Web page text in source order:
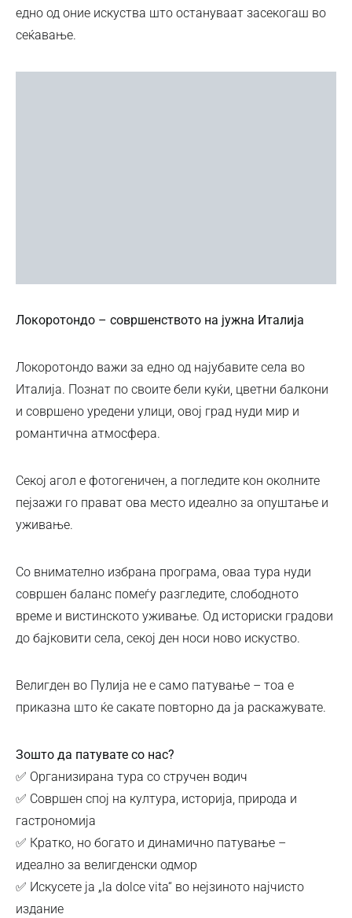
едно од оние искуства што остануваат засекогаш во
сеќавање.
Локоротондо – совршенството на јужна Италија
Локоротондо важи за едно од најубавите села во
Италија. Познат по своите бели куќи, цветни балкони
и совршено уредени улици, овој град нуди мир и
романтична атмосфера.
Секој агол е фотогеничен, а погледите кон околните
пејзажи го прават ова место идеално за опуштање и
уживање.
Со внимателно избрана програма, оваа тура нуди
совршен баланс помеѓу разгледите, слободното
време и вистинското уживање. Од историски градови
до бајковити села, секој ден носи ново искуство.
Велигден во Пулија не е само патување – тоа е
приказна што ќе сакате повторно да ја раскажувате.
Зошто да патувате со нас?
✅ Организирана тура со стручен водич
✅ Совршен спој на култура, историја, природа и
гастрономија
✅ Кратко, но богато и динамично патување –
идеално за велигденски одмор
✅ Искусете ја „la dolce vita“ во нејзиното најчисто
издание